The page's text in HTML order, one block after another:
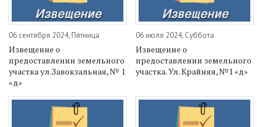
06 сентября 2024, Пятница
Извещение о
предоставлении земельного
участка ул.Завокзальная, № 1
«д»
06 июля 2024, Суббота
Извещение о
предоставлении земельного
участка. Ул. Крайняя, №1 «д»